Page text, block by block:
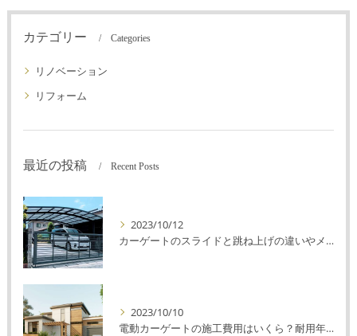
カテゴリー Categories
リノベーション
リフォーム
最近の投稿 Recent Posts
2023/10/12
カーゲートのスライドと跳ね上げの違いやメリットデメリットを解説！
2023/10/10
電動カーゲートの施工費用はいくら？耐用年数や注意点を解説！